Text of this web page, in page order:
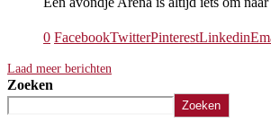
0 FacebookTwitterPinterestLinkedin
Laad meer berichten
Zoeken
Zoeken